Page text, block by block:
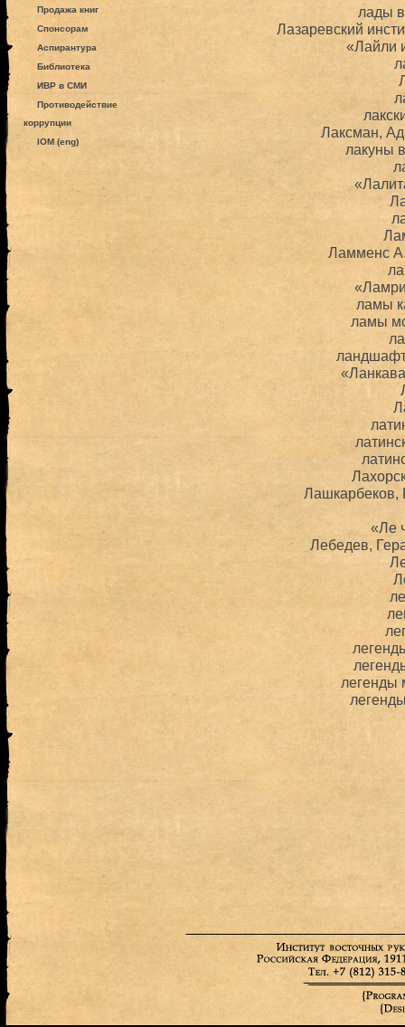
Продажа книг
Спонсорам
Аспирантура
Библиотека
ИВР в СМИ
Противодействие
коррупции
IOM (eng)
лады
Лазаревский
«Лайли
Лаксман,
лакуны
Ламменс
ламы
ламы
Лашкарбеков,
«Ле
Лебедев,
легенды